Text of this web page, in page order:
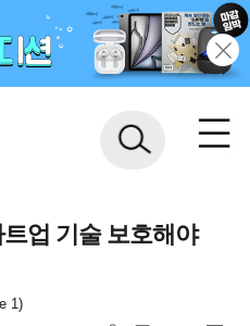
업 기술 보호해야
1)